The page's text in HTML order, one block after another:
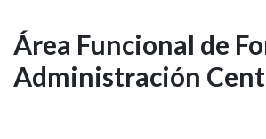
Área
Funcional
Área Funcional de
Administración